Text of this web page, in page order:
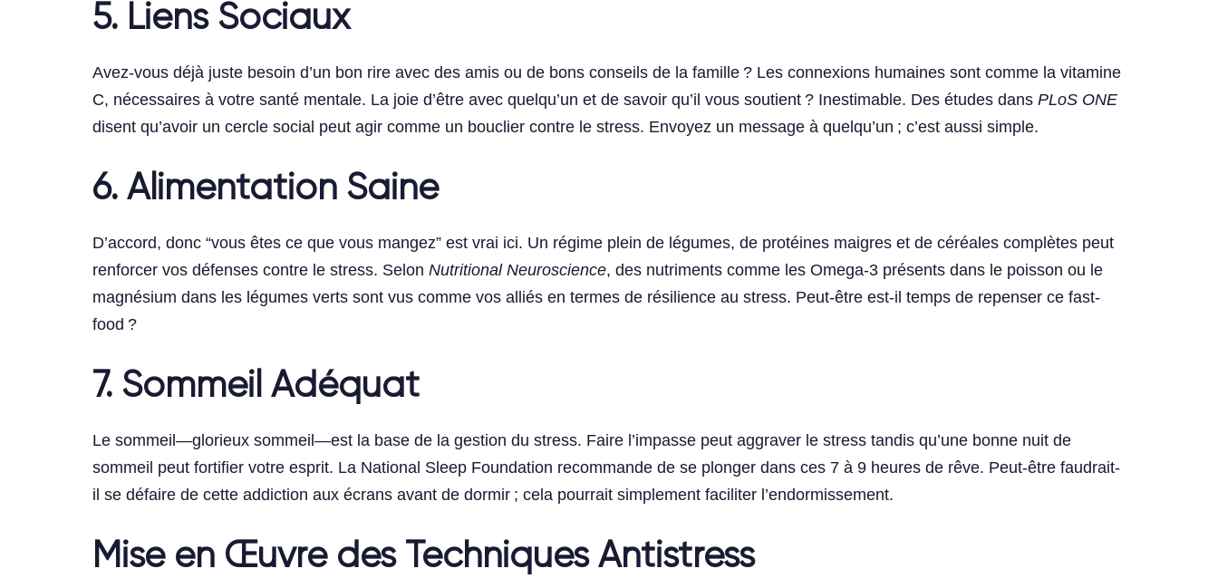
5. Liens Sociaux
Avez-vous déjà juste besoin d’un bon rire avec des amis ou de bons conseils de la famille ? Les connexions humaines sont comme la vitamine
C, nécessaires à votre santé mentale. La joie d’être avec quelqu’un et de savoir qu’il vous soutient ? Inestimable. Des études dans PLoS ONE
disent qu’avoir un cercle social peut agir comme un bouclier contre le stress. Envoyez un message à quelqu’un ; c’est aussi simple.
6. Alimentation Saine
D’accord, donc “vous êtes ce que vous mangez” est vrai ici. Un régime plein de légumes, de protéines maigres et de céréales complètes peut
renforcer vos défenses contre le stress. Selon Nutritional Neuroscience, des nutriments comme les Omega-3 présents dans le poisson ou le
magnésium dans les légumes verts sont vus comme vos alliés en termes de résilience au stress. Peut-être est-il temps de repenser ce fast-
food ?
7. Sommeil Adéquat
Le sommeil—glorieux sommeil—est la base de la gestion du stress. Faire l’impasse peut aggraver le stress tandis qu’une bonne nuit de
sommeil peut fortifier votre esprit. La National Sleep Foundation recommande de se plonger dans ces 7 à 9 heures de rêve. Peut-être faudrait-
il se défaire de cette addiction aux écrans avant de dormir ; cela pourrait simplement faciliter l’endormissement.
Mise en Œuvre des Techniques Antistress